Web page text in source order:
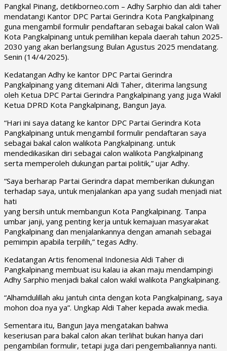
Pangkal Pinang, detikborneo.com – Adhy Sarphio dan aldi taher
mendatangi Kantor DPC Partai Gerindra Kota Pangkalpinang
guna mengambil formulir pendaftaran sebagai bakal calon Wali
Kota Pangkalpinang untuk pemilihan kepala daerah tahun 2025-
2030 yang akan berlangsung Bulan Agustus 2025 mendatang.
Senin (14/4/2025).
Kedatangan Adhy ke kantor DPC Partai Gerindra
Pangkalpinang yang ditemani Aldi Taher, diterima langsung
oleh Ketua DPC Partai Gerindra Pangkalpinang yang juga Wakil
Ketua DPRD Kota Pangkalpinang, Bangun Jaya.
“Hari ini saya datang ke kantor DPC Partai Gerindra Kota
Pangkalpinang untuk mengambil formulir pendaftaran saya
sebagai bakal calon walikota Pangkalpinang. untuk
mendedikasikan diri sebagai calon walikota Pangkalpinang
serta memperoleh dukungan partai politik,” ujar Adhy.
“Saya berharap Partai Gerindra dapat memberikan dukungan
terhadap saya, untuk menjalankan apa yang sudah menjadi niat
hati
yang bersih untuk membangun Kota Pangkalpinang. Tanpa
umbar janji, yang penting kerja untuk kemajuan masyarakat
Pangkalpinang dan menjalankannya dengan amanah sebagai
pemimpin apabila terpilih,” tegas Adhy.
Kedatangan Artis fenomenal Indonesia Aldi Taher di
Pangkalpinang membuat isu kalau ia akan maju mendampingi
Adhy Sarphio menjadi bakal calon wakil walikota Pangkalpinang.
“Alhamdulillah aku jantuh cinta dengan kota Pangkalpinang, saya
mohon doa nya ya”. Ungkap Aldi Taher kepada awak media.
Sementara itu, Bangun Jaya mengatakan bahwa
keseriusan para bakal calon akan terlihat bukan hanya dari
pengambilan formulir, tetapi juga dari pengembaliannya nanti.